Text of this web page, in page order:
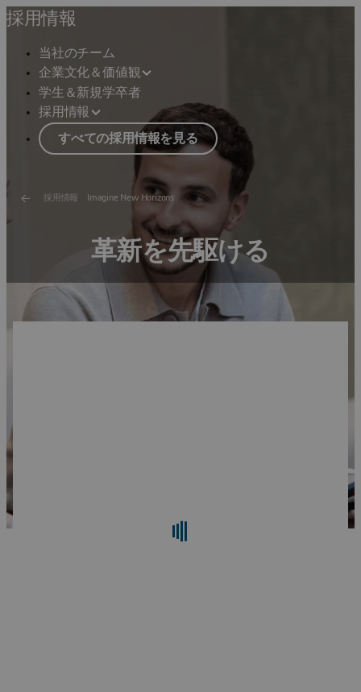
採用情報
当社のチーム
企業文化＆価値観
学生＆新規学卒者
採用情報
すべての採用情報を見る
採用情報 Imagine New Horizons
革新を先駆ける